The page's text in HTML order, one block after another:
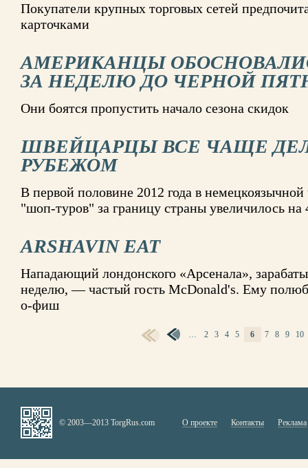
Покупатели крупных торговых сетей
карточками
АМЕРИКАНЦЫ
ЗА НЕДЕЛЮ ДО ЧЕРНОЙ
Они боятся пропустить начало сезона скидок
ШВЕЙЦАРЦЫ ВСЕ ЧАЩЕ
РУБЕЖОМ
В первой половине 2012 года в
"шоп-туров" за границу страны увеличилось на
ARSHAVIN EAT
Нападающий лондонского «Арсенала»,
неделю, — частый гость McDonald's. Ему
о-фиш
… 2 3 4 5 6 7 8 9 10
© 2003—2013 TorgRus.com О проекте Контакты Реклама